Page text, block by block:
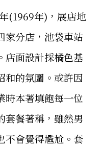
(1969年)，展店地
家分店，池袋車站
店面設計採橘色基
和的氛圍。或許因
時本著填飽每一位
套餐著稱，雖然男
不會覺得尷尬。套